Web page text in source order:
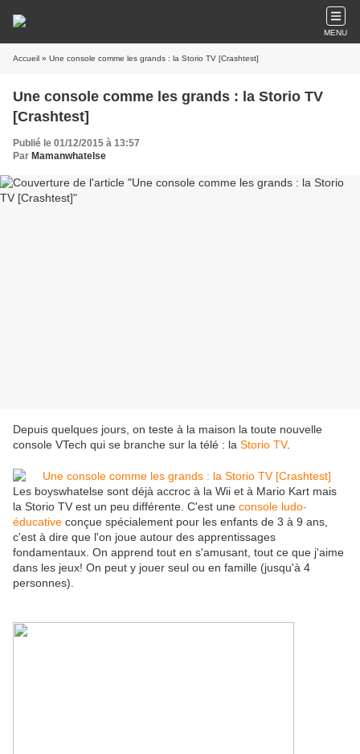
MENU
Accueil » Une console comme les grands : la Storio TV [Crashtest]
Une console comme les grands : la Storio TV
[Crashtest]
Publié le 01/12/2015 à 13:57
Par Mamanwhatelse
Depuis quelques jours, on teste à la maison la toute nouvelle
console VTech qui se branche sur la télé : la Storio TV.
Les boyswhatelse sont déjà accroc à la Wii et à Mario Kart mais
la Storio TV est un peu différente. C'est une console ludo-
éducative conçue spécialement pour les enfants de 3 à 9 ans,
c'est à dire que l'on joue autour des apprentissages
fondamentaux. On apprend tout en s'amusant, tout ce que j'aime
dans les jeux! On peut y jouer seul ou en famille (jusqu'à 4
personnes).